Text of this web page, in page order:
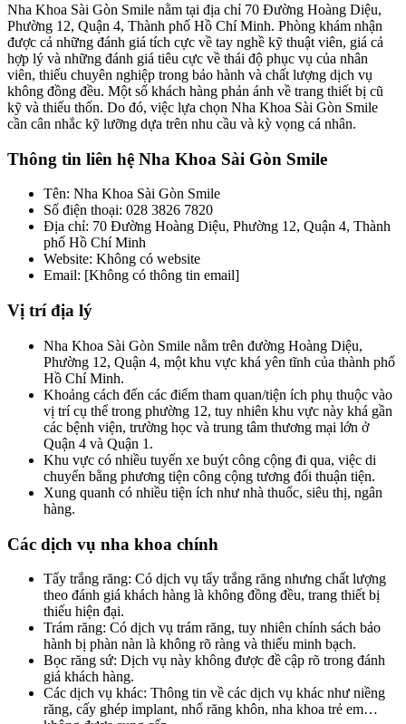
Nha Khoa Sài Gòn Smile nằm tại địa chỉ 70 Đường Hoàng Diệu,
Phường 12, Quận 4, Thành phố Hồ Chí Minh. Phòng khám nhận
được cả những đánh giá tích cực về tay nghề kỹ thuật viên, giá cả
hợp lý và những đánh giá tiêu cực về thái độ phục vụ của nhân
viên, thiếu chuyên nghiệp trong bảo hành và chất lượng dịch vụ
không đồng đều. Một số khách hàng phản ánh về trang thiết bị cũ
kỹ và thiếu thốn. Do đó, việc lựa chọn Nha Khoa Sài Gòn Smile
cần cân nhắc kỹ lưỡng dựa trên nhu cầu và kỳ vọng cá nhân.
Thông tin liên hệ Nha Khoa Sài Gòn Smile
Tên: Nha Khoa Sài Gòn Smile
Số điện thoại: 028 3826 7820
Địa chỉ: 70 Đường Hoàng Diệu, Phường 12, Quận 4, Thành
phố Hồ Chí Minh
Website: Không có website
Email: [Không có thông tin email]
Vị trí địa lý
Nha Khoa Sài Gòn Smile nằm trên đường Hoàng Diệu,
Phường 12, Quận 4, một khu vực khá yên tĩnh của thành phố
Hồ Chí Minh.
Khoảng cách đến các điểm tham quan/tiện ích phụ thuộc vào
vị trí cụ thể trong phường 12, tuy nhiên khu vực này khá gần
các bệnh viện, trường học và trung tâm thương mại lớn ở
Quận 4 và Quận 1.
Khu vực có nhiều tuyến xe buýt công cộng đi qua, việc di
chuyển bằng phương tiện công cộng tương đối thuận tiện.
Xung quanh có nhiều tiện ích như nhà thuốc, siêu thị, ngân
hàng.
Các dịch vụ nha khoa chính
Tẩy trắng răng: Có dịch vụ tẩy trắng răng nhưng chất lượng
theo đánh giá khách hàng là không đồng đều, trang thiết bị
thiếu hiện đại.
Trám răng: Có dịch vụ trám răng, tuy nhiên chính sách bảo
hành bị phàn nàn là không rõ ràng và thiếu minh bạch.
Bọc răng sứ: Dịch vụ này không được đề cập rõ trong đánh
giá khách hàng.
Các dịch vụ khác: Thông tin về các dịch vụ khác như niềng
răng, cấy ghép implant, nhổ răng khôn, nha khoa trẻ em…